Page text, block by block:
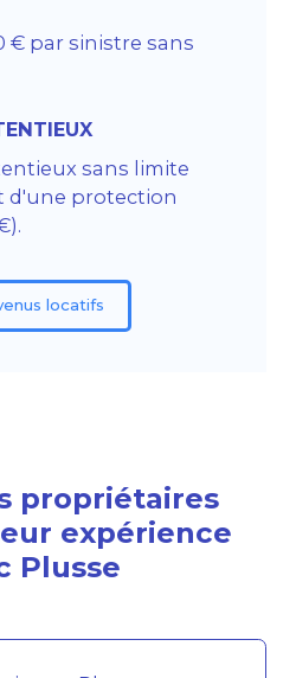
€ par sinistre sans
sans limite
d'une protection
locatifs
propriétaires
expérience
Plusse